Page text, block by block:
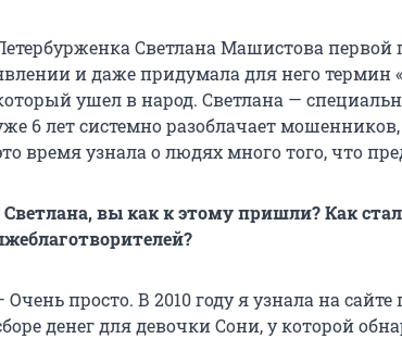
Светлана Машистова первой
и даже придумала для него термин
ушел в народ. Светлана —
6 лет системно разоблачает
время узнала о людях много того, что
Светлана, вы как к этому пришли? Как
Очень просто. В 2010 году я узнала на
денег для девочки Сони, у которой